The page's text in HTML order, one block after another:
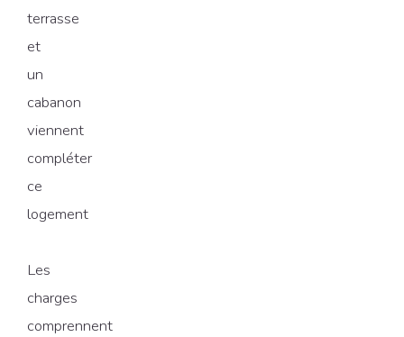
terrasse
et
un
cabanon
viennent
compléter
ce
logement
Les
charges
comprennent